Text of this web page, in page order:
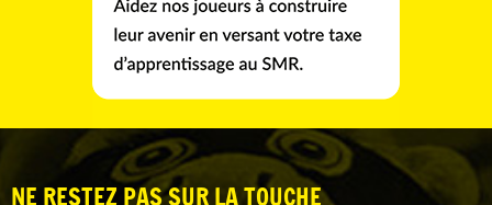
NE RESTEZ PAS SUR LA TOUCHE